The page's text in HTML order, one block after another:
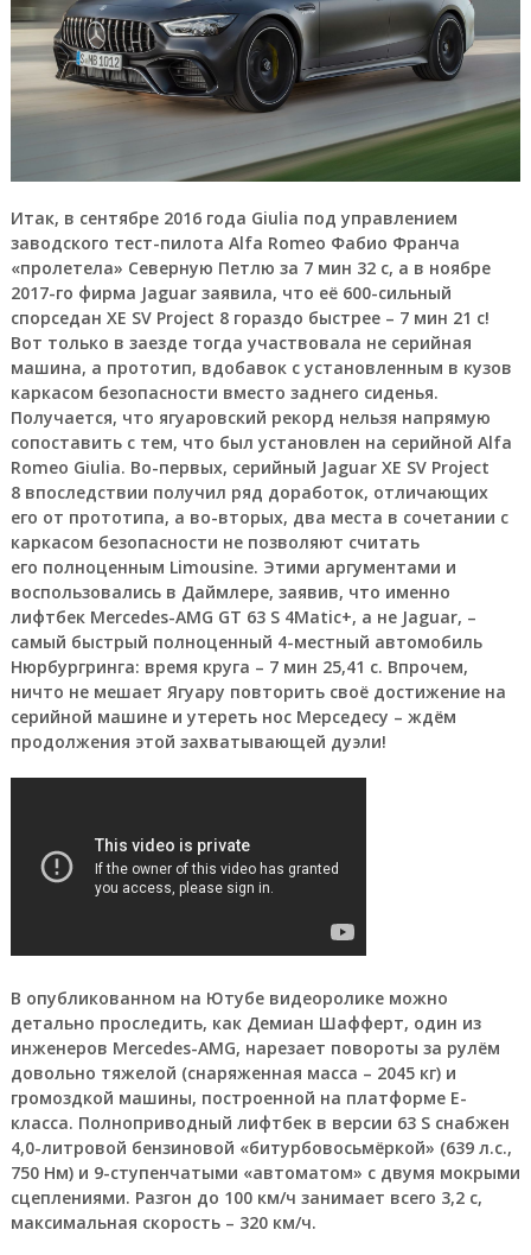
Итак, в сентябре 2016 года Giulia под управлением
заводского тест-пилота Alfa Romeo Фабио Франча
«пролетела» Северную Петлю за 7 мин 32 с, а в ноябре
2017-го фирма Jaguar заявила, что её 600-сильный
спорседан XE SV Project 8 гораздо быстрее – 7 мин 21 с!
Вот только в заезде тогда участвовала не серийная
машина, а прототип, вдобавок с установленным в кузов
каркасом безопасности вместо заднего сиденья.
Получается, что ягуаровский рекорд нельзя напрямую
сопоставить с тем, что был установлен на серийной Alfa
Romeo Giulia. Во-первых, серийный Jaguar XE SV Project
8 впоследствии получил ряд доработок, отличающих
его от прототипа, а во-вторых, два места в сочетании с
каркасом безопасности не позволяют считать
его полноценным Limousine. Этими аргументами и
воспользовались в Даймлере, заявив, что именно
лифтбек Mercedes-AMG GT 63 S 4Matic+, а не Jaguar, –
самый быстрый полноценный 4-местный автомобиль
Нюрбургринга: время круга – 7 мин 25,41 с. Впрочем,
ничто не мешает Ягуару повторить своё достижение на
серийной машине и утереть нос Мерседесу – ждём
продолжения этой захватывающей дуэли!
В опубликованном на Ютубе видеоролике можно
детально проследить, как Демиан Шафферт, один из
инженеров Mercedes-AMG, нарезает повороты за рулём
довольно тяжелой (снаряженная масса – 2045 кг) и
громоздкой машины, построенной на платформе Е-
класса. Полноприводный лифтбек в версии 63 S снабжен
4,0-литровой бензиновой «битурбовосьмёркой» (639 л.с.,
750 Нм) и 9-ступенчатыми «автоматом» с двумя мокрыми
сцеплениями. Разгон до 100 км/ч занимает всего 3,2 с,
максимальная скорость – 320 км/ч.